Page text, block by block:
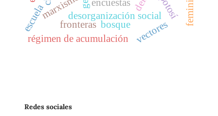
desorganización social
bosque vectores
régimen de acumulación
escuela fronteras
Redes sociales